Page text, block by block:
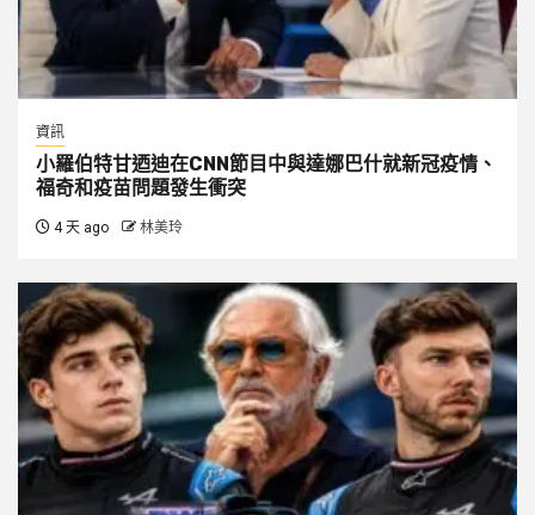
資訊
小羅伯特甘迺迪在CNN節目中與達娜巴什就新冠疫情、
福奇和疫苗問題發生衝突
4 天 ago 林美玲